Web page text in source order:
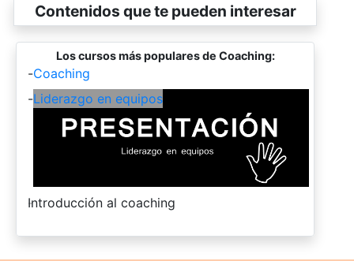
Contenidos que te pueden interesar
Los cursos más populares de Coaching:
-Coaching
-Liderazgo en equipos
-
Introducción al coaching